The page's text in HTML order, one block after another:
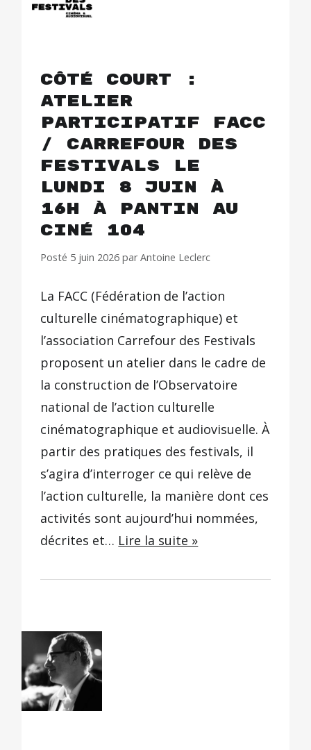
CÔTÉ COURT :
ATELIER
PARTICIPATIF FACC
/ CARREFOUR DES
FESTIVALS le
lundi 8 juin à
16h à Pantin au
Ciné 104
Posté 5 juin 2026 par Antoine Leclerc
La FACC (Fédération de l’action
culturelle cinématographique) et
l’association Carrefour des Festivals
proposent un atelier dans le cadre de
la construction de l’Observatoire
national de l’action culturelle
cinématographique et audiovisuelle. À
partir des pratiques des festivals, il
s’agira d’interroger ce qui relève de
l’action culturelle, la manière dont ces
activités sont aujourd’hui nommées,
décrites et… Lire la suite »